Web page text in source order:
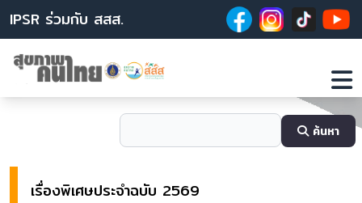
IPSR ร่วมกับ สสส.
ค้นหา
เรื่องพิเศษประจำฉบับ 2569